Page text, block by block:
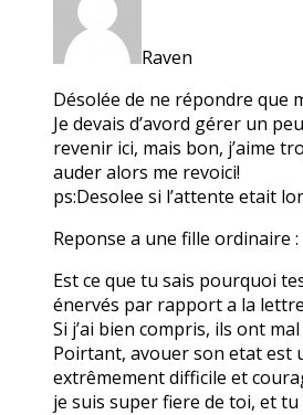
Raven
Désolée de ne répondre que
Je devais d’avord gérer un
revenir ici, mais bon, j’aime
auder alors me revoici!
ps:Desolee si l’attente etait
Reponse a une fille ordinaire :
Est ce que tu sais pourquoi
énervés par rapport a la
Si j’ai bien compris, ils ont
Poirtant, avouer son etat est
extrêmement difficile et
je suis super fiere de toi, et tu